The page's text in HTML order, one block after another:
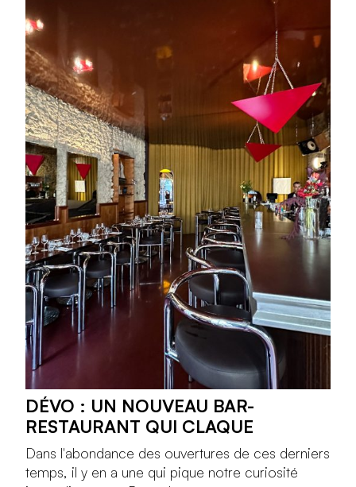
DÉVO : UN NOUVEAU BAR-
RESTAURANT QUI CLAQUE
Dans l'abondance des ouvertures de ces derniers
temps, il y en a une qui pique notre curiosité